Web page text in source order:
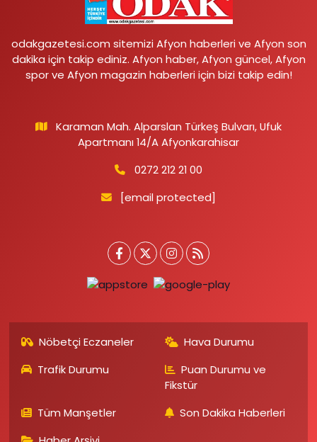
odakgazetesi.com sitemizi Afyon haberleri ve Afyon son
dakika için takip ediniz. Afyon haber, Afyon güncel, Afyon
spor ve Afyon magazin haberleri için bizi takip edin!
Karaman Mah. Alparslan Türkeş Bulvarı, Ufuk
Apartmanı 14/A Afyonkarahisar
0272 212 21 00
[email protected]
Nöbetçi Eczaneler
Hava Durumu
Trafik Durumu
Puan Durumu ve
Fikstür
Tüm Manşetler
Son Dakika Haberleri